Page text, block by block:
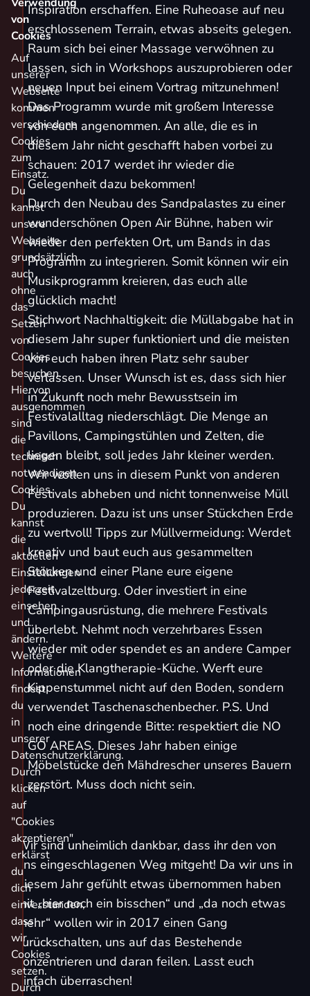
Inspiration erschaffen. Eine Ruheoase auf neu
erschlossenem Terrain, etwas abseits gelegen.
Raum sich bei einer Massage verwöhnen zu
lassen, sich in Workshops auszuprobieren oder
neuen Input bei einem Vortrag mitzunehmen!
Das Programm wurde mit großem Interesse
von euch angenommen. An alle, die es in
diesem Jahr nicht geschafft haben vorbei zu
schauen: 2017 werdet ihr wieder die
Gelegenheit dazu bekommen!
Durch den Neubau des Sandpalastes zu einer
wunderschönen Open Air Bühne, haben wir
wieder den perfekten Ort, um Bands in das
Programm zu integrieren. Somit können wir ein
Musikprogramm kreieren, das euch alle
glücklich macht!
Stichwort Nachhaltigkeit: die Müllabgabe hat in
diesem Jahr super funktioniert und die meisten
von euch haben ihren Platz sehr sauber
verlassen. Unser Wunsch ist es, dass sich hier
in Zukunft noch mehr Bewusstsein im
Festivalalltag niederschlägt. Die Menge an
Pavillons, Campingstühlen und Zelten, die
liegen bleibt, soll jedes Jahr kleiner werden.
Wir wollen uns in diesem Punkt von anderen
Festivals abheben und nicht tonnenweise Müll
produzieren. Dazu ist uns unser Stückchen Erde
zu wertvoll! Tipps zur Müllvermeidung: Werdet
kreativ und baut euch aus gesammelten
Stöcken und einer Plane eure eigene
Festivalzeltburg. Oder investiert in eine
Campingausrüstung, die mehrere Festivals
überlebt. Nehmt noch verzehrbares Essen
wieder mit oder spendet es an andere Camper
oder die Klangtherapie-Küche. Werft eure
Kippenstummel nicht auf den Boden, sondern
verwendet Taschenaschenbecher. P.S. Und
noch eine dringende Bitte: respektiert die NO
GO AREAS. Dieses Jahr haben einige
Möbelstücke den Mähdrescher unseres Bauern
zerstört. Muss doch nicht sein.
Wir sind unheimlich dankbar, dass ihr den von
uns eingeschlagenen Weg mitgeht! Da wir uns in
diesem Jahr gefühlt etwas übernommen haben
mit „hier noch ein bisschen“ und „da noch etwas
mehr“ wollen wir in 2017 einen Gang
zurückschalten, uns auf das Bestehende
konzentrieren und daran feilen. Lasst euch
einfach überraschen!
von
Cookies
Auf
unserer
Webseite
kommen
verschiedene
Cookies
zum
Einsatz.
Du
kannst
unsere
Webseite
grundsätzlich
auch
ohne
das
Setzen
von
Cookies
besuchen.
Hiervon
ausgenommen
sind
die
technisch
notwendigen
Cookies.
Du
kannst
die
aktuellen
Einstellungen
jederzeit
einsehen
und
ändern.
Weitere
Informationen
findest
du
in
unserer
Datenschutzerklärung.
Durch
klicken
auf
"Cookies
akzeptieren"
erklärst
du
dich
einverstanden,
dass
wir
Cookies
setzen.
Durch